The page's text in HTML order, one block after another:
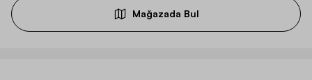
Mağazada Bul